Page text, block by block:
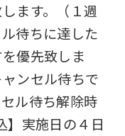
ます。（１週
待ちに達した
優先致しま
ンセル待ちで
ル待ち解除時
】実施日の４日